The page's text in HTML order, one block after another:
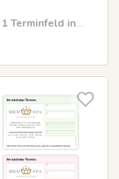
1 Terminfeld in